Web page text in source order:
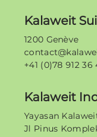
Kalaweit
1200 Genève
+41 (0)78 912 36
Kalaweit
Yayasan
Jl Pinus